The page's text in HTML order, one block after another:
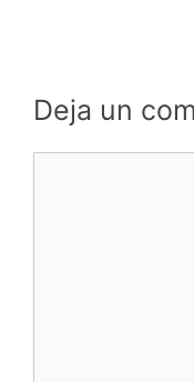
Deja un